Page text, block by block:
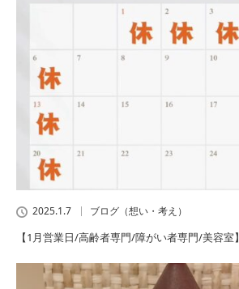
2025.1.7 ブログ（想い・考え）
【1月営業日/高齢者専門/障がい者専門/美容室】